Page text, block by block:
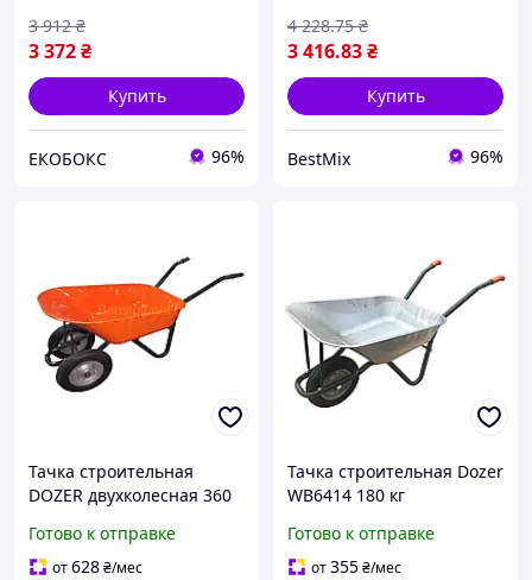
3 372₴
3 912 ₴
Купить
ЕКОБОКС 96%
3 416.83₴
4 228.75 ₴
Купить
BestMix 96%
Тачка строительная
DOZER двухколесная 360
оранжевая
Готово к отправке
от628₴/мес
Тачка строительная Dozer
WB6414 180 кг
83х58х21,5 см
Готово к отправке
от355₴/мес